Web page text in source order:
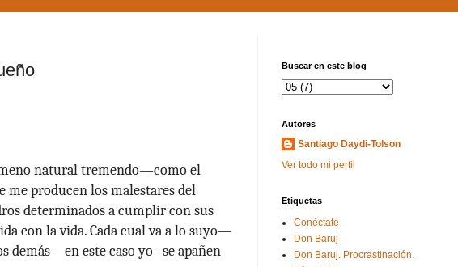
natural tremendo—como el
producen los malestares del
determinados a cumplir con sus
con la vida. Cada cual va a lo suyo—
demás—en este caso yo--se apañen
Buscar en este blog
Autores
Santiago Daydi-Tolson
Ver todo mi perfil
Etiquetas
Conéctate
Don Baruj
Don Baruj. Procrastinación.